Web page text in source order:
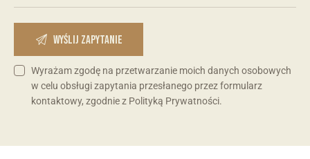
Wyrażam zgodę na przetwarzanie moich danych osobowych
w celu obsługi zapytania przesłanego przez formularz
kontaktowy, zgodnie z Polityką Prywatności.